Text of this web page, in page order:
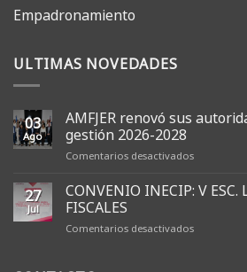
Empadronamiento
ULTIMAS NOVEDADES
03
Ago
AMFJER renovó sus
gestión 2026-2028
Comentarios desactivadosen
renovó
sus
y
27
Jul
CONVENIO INECIP: V
FISCALES
Comentarios desactivadosen